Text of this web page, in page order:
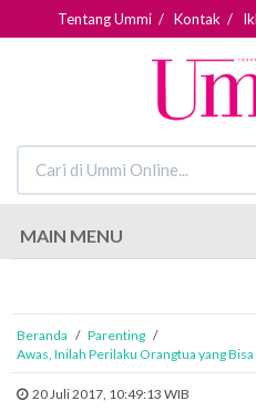
Tentang Ummi / Kontak /
MAIN MENU
Beranda / Parenting /
Awas, Inilah Perilaku Orangtua yang
20 Juli 2017, 10:49:13 WIB